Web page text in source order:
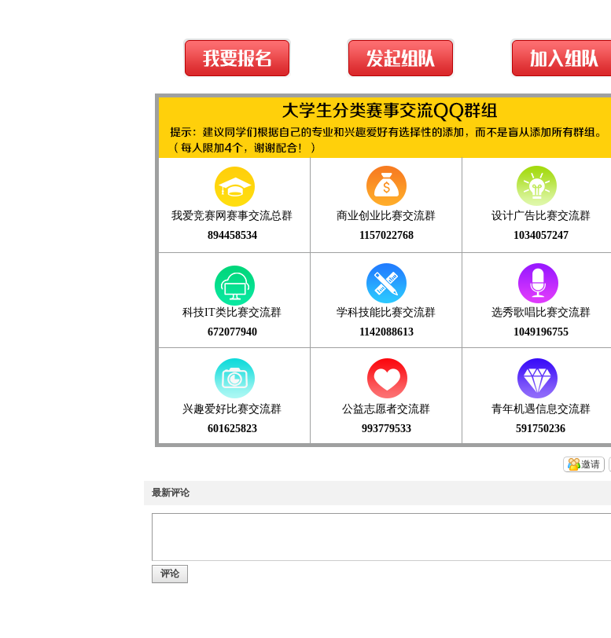
我爱竞赛网赛事交流总群
894458534
商业创业比赛交流群
1157022768
设计广告比赛交流群
1034057247
科技IT类比赛交流群
672077940
学科技能比赛交流群
1142088613
选秀歌唱比赛交流群
1049196755
兴趣爱好比赛交流群
601625823
公益志愿者交流群
993779533
青年机遇信息交流群
591750236
邀请
最新评论
评论